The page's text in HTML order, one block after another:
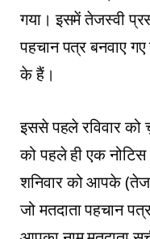
गया। इसमें तेजस्वी
पहचान पत्र बनवाए गए
के हैं।
इससे पहले रविवार को
को पहले ही एक
शनिवार को आपके
जो मतदाता पहचान